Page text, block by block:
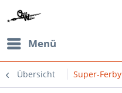
Menü
Übersicht Super-Ferby